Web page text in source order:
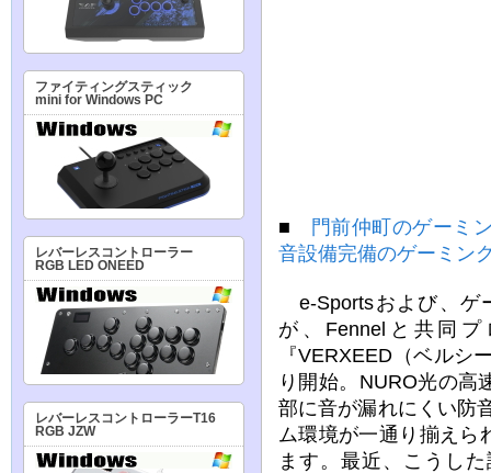
■ 門前仲町のゲーミ
音設備完備のゲーミン
e-Sportsおよび、ゲ
が、Fennelと共同
『VERXEED（ベルシ
り開始。NURO光の高
部に音が漏れにくい防
ム環境が一通り揃えら
ます。最近、こうし
ファイティングスティック
mini for Windows PC
レバーレスコントローラー
RGB LED ONEED
レバーレスコントローラーT16
RGB JZW